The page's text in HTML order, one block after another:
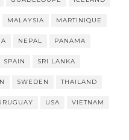
MALAYSIA MARTINIQUE
NEPAL PANAMA
SPAIN SRI LANKA
SWEDEN THAILAND
USA VIETNAM